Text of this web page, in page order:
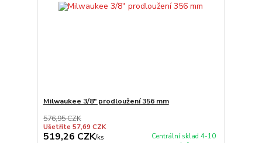
Milwaukee 3/8" prodloužení 356 mm
576,95 CZK
Ušetříte 57,69 CZK
519,26 CZK/ks
Centrální sklad 4-10